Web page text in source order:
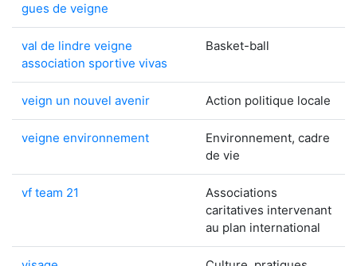
gues de veigne
val de lindre veigne
association sportive vivas
Basket-ball
veign un nouvel avenir Action politique locale
veigne environnement
Environnement, cadre
de vie
vf team 21
Associations
caritatives intervenant
au plan international